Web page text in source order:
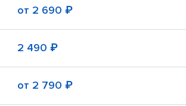
от 2 690 ₽
2 490 ₽
от 2 790 ₽